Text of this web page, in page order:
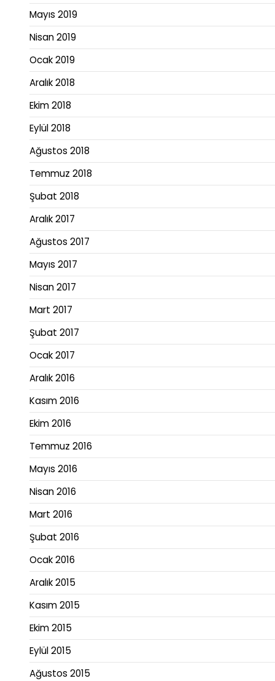
Mayıs 2019
Nisan 2019
Ocak 2019
Aralık 2018
Ekim 2018
Eylül 2018
Ağustos 2018
Temmuz 2018
Şubat 2018
Aralık 2017
Ağustos 2017
Mayıs 2017
Nisan 2017
Mart 2017
Şubat 2017
Ocak 2017
Aralık 2016
Kasım 2016
Ekim 2016
Temmuz 2016
Mayıs 2016
Nisan 2016
Mart 2016
Şubat 2016
Ocak 2016
Aralık 2015
Kasım 2015
Ekim 2015
Eylül 2015
Ağustos 2015